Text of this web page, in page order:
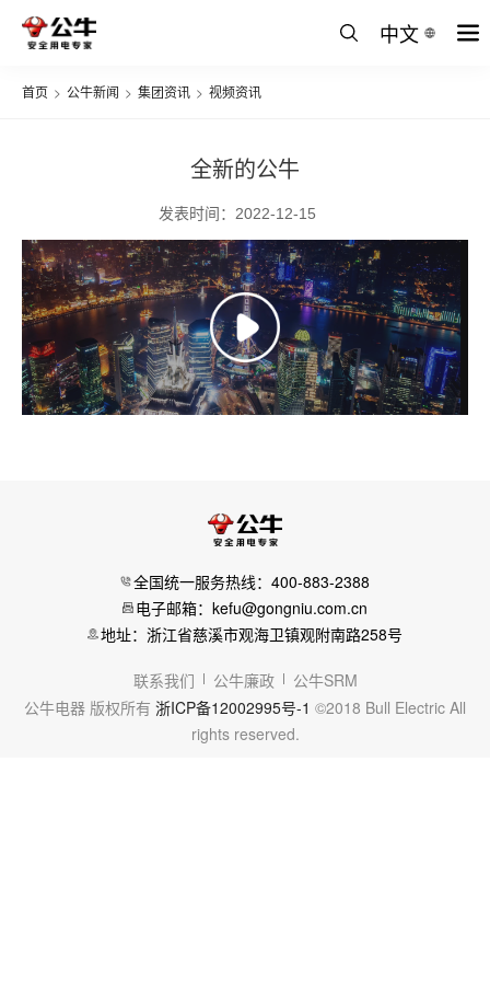
中文
首页 > 公牛新闻 > 集团资讯 > 视频资讯
全新的公牛
发表时间：2022-12-15
全国统一服务热线：400-883-2388
电子邮箱：kefu@gongniu.com.cn
地址：浙江省慈溪市观海卫镇观附南路258号
联系我们 公牛廉政
公牛SRM
公牛电器 版权所有 浙ICP备12002995号-1 ©2018 Bull Electric All
rights reserved.